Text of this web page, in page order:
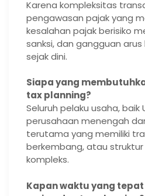
Karena kompleksitas
pengawasan pajak yang
kesalahan pajak berisiko
sanksi, dan gangguan
sejak dini.
Siapa yang
tax planning?
Seluruh pelaku usaha, baik
perusahaan menengah
terutama yang memiliki
berkembang, atau struktur
kompleks.
Kapan waktu yang